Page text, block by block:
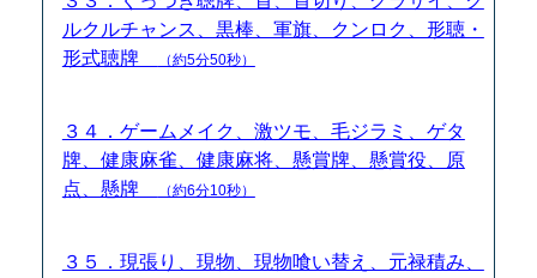
ルクルチャンス、黒棒、軍旗、クンロク、形聴・
形式聴牌
（約5分50秒）
３４．ゲームメイク、激ツモ、毛ジラミ、ゲタ
牌、健康麻雀、健康麻将、懸賞牌、懸賞役、原
点、懸牌
（約6分10秒）
３５．現張り、現物、現物喰い替え、元禄積み、